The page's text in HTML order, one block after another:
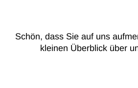
Schön, dass Sie auf uns
kleinen Überblick über